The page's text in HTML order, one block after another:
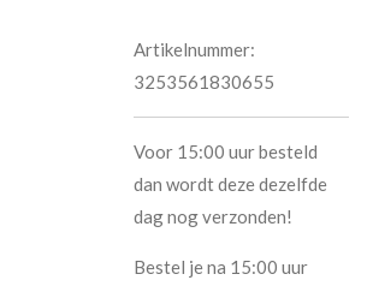
Artikelnummer:
3253561830655
Voor 15:00 uur besteld
dan wordt deze dezelfde
dag nog verzonden!
Bestel je na 15:00 uur